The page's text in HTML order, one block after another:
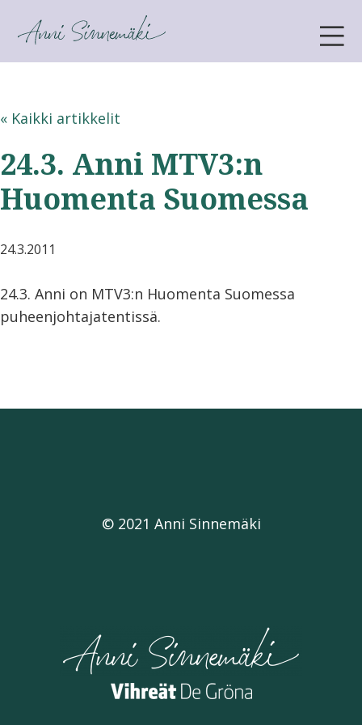
ANNI SINNEMÄKI
« Kaikki artikkelit
24.3. Anni MTV3:n
Huomenta Suomessa
24.3.2011
24.3. Anni on MTV3:n Huomenta Suomessa
puheenjohtajatentissä.
© 2021 Anni Sinnemäki